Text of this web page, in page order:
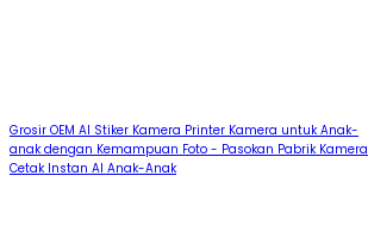
Grosir OEM AI Stiker Kamera Printer Kamera untuk Anak-
anak dengan Kemampuan Foto - Pasokan Pabrik Kamera
Cetak Instan AI Anak-Anak